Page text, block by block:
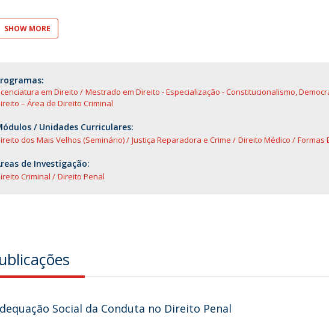
SHOW MORE
em Direito Mestrado em Direito - Especialização - Constitucionalismo,
– Área de Direito Criminal
/ Unidades Curriculares:
dos Mais Velhos (Seminário) Justiça Reparadora e Crime Direito Médico Formas
de Investigação:
Criminal Direito Penal
Social da Conduta no Direito Penal